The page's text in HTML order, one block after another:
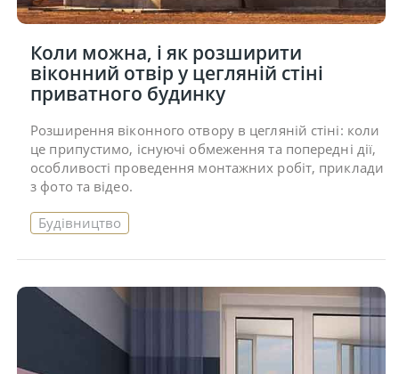
Коли можна, і як розширити
віконний отвір у цегляній стіні
приватного будинку
Розширення віконного отвору в цегляній стіні: коли
це припустимо, існуючі обмеження та попередні дії,
особливості проведення монтажних робіт, приклади
з фото та відео.
Будівництво